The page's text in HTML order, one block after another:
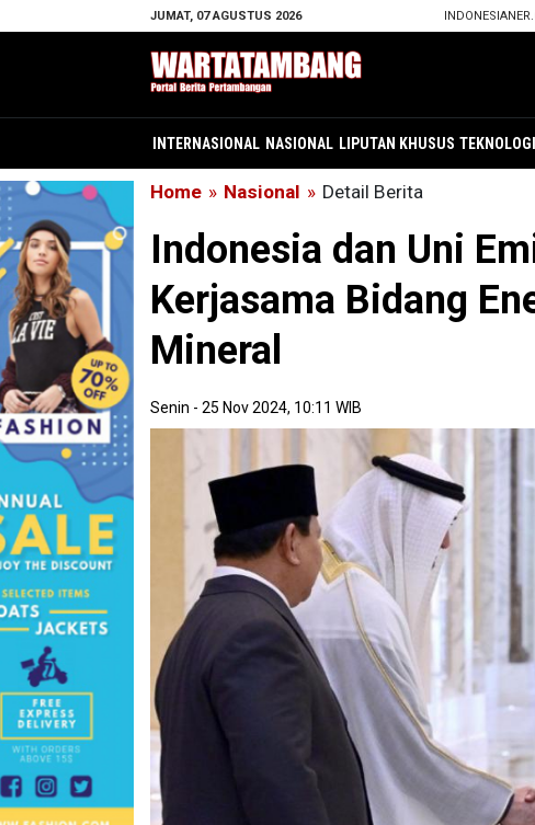
JUMAT, 07 AGUSTUS 2026
INTERNASIONAL NASIONAL LIPUTAN KHUSUS TEKNOLOGI
Home » Nasional » Detail Berita
Indonesia dan Uni
Kerjasama Bidang
Mineral
Senin - 25 Nov 2024, 10:11 WIB